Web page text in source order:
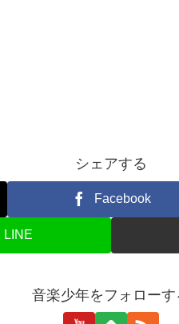
シェアする
Facebook
LINE
音楽少年をフォローす